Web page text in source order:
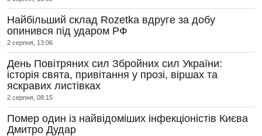
Найбільший склад Rozetka вдруге за добу
опинився під ударом РФ
2 серпня, 13:06
День Повітряних сил Збройних сил України:
історія свята, привітання у прозі, віршах та
яскравих листівках
2 серпня, 08:15
Помер один із найвідоміших інфекціоністів Києва
Дмитро Дудар